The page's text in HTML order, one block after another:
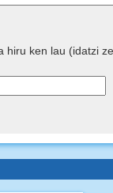
hiru ken lau (idatzi